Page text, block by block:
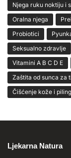
Njega ruku noktiju i
Oralna njega
Probiotici
Seksualno zdravlje
Vitamini A B C D E
Zaštita od sunca za
Čišćenje kože i piling
Ljekarna Natura